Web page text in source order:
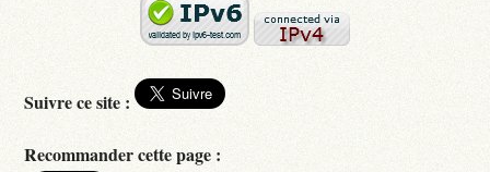
Suivre ce site :
Recommander cette page :